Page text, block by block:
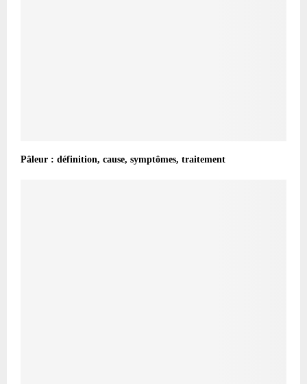
Pâleur : définition, cause, symptômes, traitement